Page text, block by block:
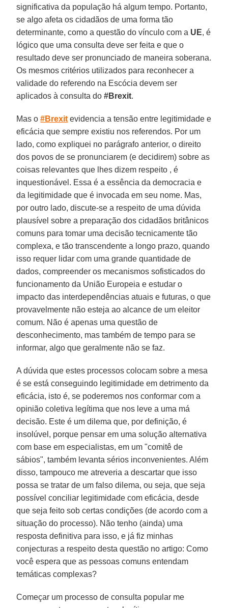
significativa da população há algum tempo. Portanto,
se algo afeta os cidadãos de uma forma tão
determinante, como a questão do vínculo com a UE, é
lógico que uma consulta deve ser feita e que o
resultado deve ser pronunciado de maneira soberana.
Os mesmos critérios utilizados para reconhecer a
validade do referendo na Escócia devem ser
aplicados à consulta do#Brexit.
Mas o#Brexit evidencia a tensão entre legitimidade e
eficácia que sempre existiu nos referendos. Por um
lado, como expliquei no parágrafo anterior, o direito
dos povos de se pronunciarem (e decidirem) sobre as
coisas relevantes que lhes dizem respeito , é
inquestionável. Essa é a essência da democracia e
da legitimidade que é invocada em seu nome. Mas,
por outro lado, discute-se a respeito de uma dúvida
plausível sobre a preparação dos cidadãos britânicos
comuns para tomar uma decisão tecnicamente tão
complexa, e tão transcendente a longo prazo, quando
isso requer lidar com uma grande quantidade de
dados, compreender os mecanismos sofisticados do
funcionamento da União Europeia e estudar o
impacto das interdependências atuais e futuras, o que
provavelmente não esteja ao alcance de um eleitor
comum. Não é apenas uma questão de
desconhecimento, mas também de tempo para se
informar, algo que geralmente não se faz.
A dúvida que estes processos colocam sobre a mesa
é se está conseguindo legitimidade em detrimento da
eficácia, isto é, se poderemos nos conformar com a
opinião coletiva legítima que nos leve a uma má
decisão. Este é um dilema que, por definição, é
insolúvel, porque pensar em uma solução alternativa
com base em especialistas, em um "comitê de
sábios", também levanta sérios inconvenientes. Além
disso, tampouco me atreveria a descartar que isso
possa se tratar de um falso dilema, ou seja, que seja
possível conciliar legitimidade com eficácia, desde
que seja feito sob certas condições (de acordo com a
situação do processo). Não tenho (ainda) uma
resposta definitiva para isso, e já fiz minhas
conjecturas a respeito desta questão no artigo: Como
você espera que as pessoas comuns entendam
temáticas complexas?
Começar um processo de consulta popular me